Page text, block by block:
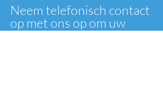
Neem telefonisch contact
op met ons op om uw
vaartuig doeltreffend te